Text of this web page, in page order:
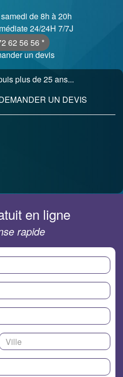
de 8h à 20h
24/24H 7/7J
62 56 56 *
un devis
plus de 25 ans...
UN DEVIS
en ligne
rapide